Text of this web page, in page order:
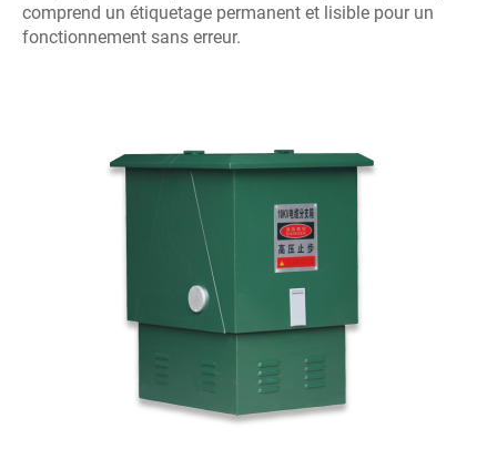
comprend un étiquetage permanent et lisible pour un
fonctionnement sans erreur.